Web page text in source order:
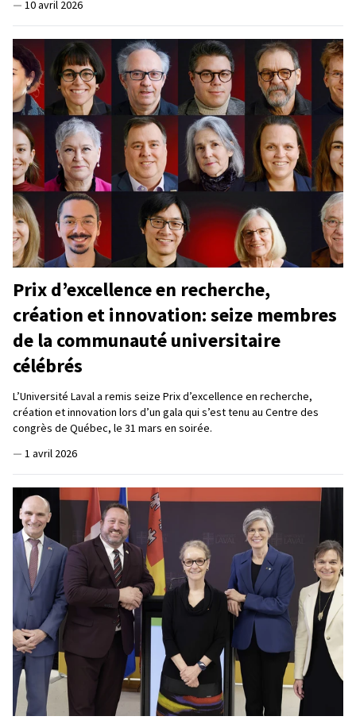
— 10 avril 2026
Prix d’excellence en recherche,
création et innovation: seize membres
de la communauté universitaire
célébrés
L’Université Laval a remis seize Prix d’excellence en recherche,
création et innovation lors d’un gala qui s’est tenu au Centre des
congrès de Québec, le 31 mars en soirée.
— 1 avril 2026